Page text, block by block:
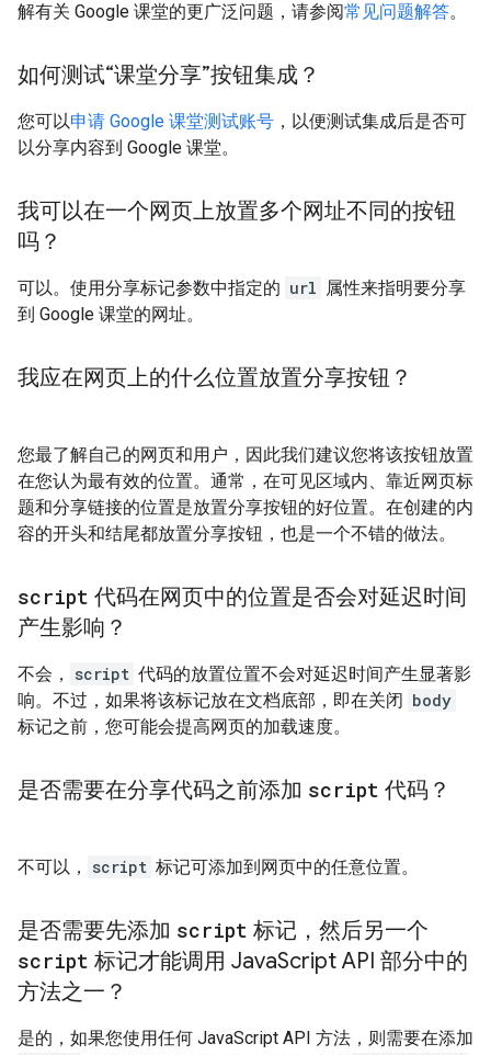
解有关 Google 课堂的更广泛问题，请参阅常见问题解答。
如何测试“课堂分享”按钮集成？
您可以申请 Google 课堂测试账号 ，以便测试集成后是否可
以分享内容到 Google 课堂。
我可以在一个网页上放置多个网址不同的按钮
吗？
可以。使用分享标记参数中指定的 url 属性来指明要分享
到 Google 课堂的网址。
我应在网页上的什么位置放置分享按钮？
您最了解自己的网页和用户，因此我们建议您将该按钮放置
在您认为最有效的位置。通常，在可见区域内、靠近网页标
题和分享链接的位置是放置分享按钮的好位置。在创建的内
容的开头和结尾都放置分享按钮，也是一个不错的做法。
script 代码在网页中的位置是否会对延迟时间
产生影响？
不会， script 代码的放置位置不会对延迟时间产生显著影
响。不过，如果将该标记放在文档底部，即在关闭 body
标记之前，您可能会提高网页的加载速度。
是否需要在分享代码之前添加 script 代码？
不可以， script 标记可添加到网页中的任意位置。
是否需要先添加 script 标记，然后另一个
script 标记才能调用 JavaScript API 部分中的
方法之一？
是的，如果您使用任何 JavaScript API 方法，则需要在添加